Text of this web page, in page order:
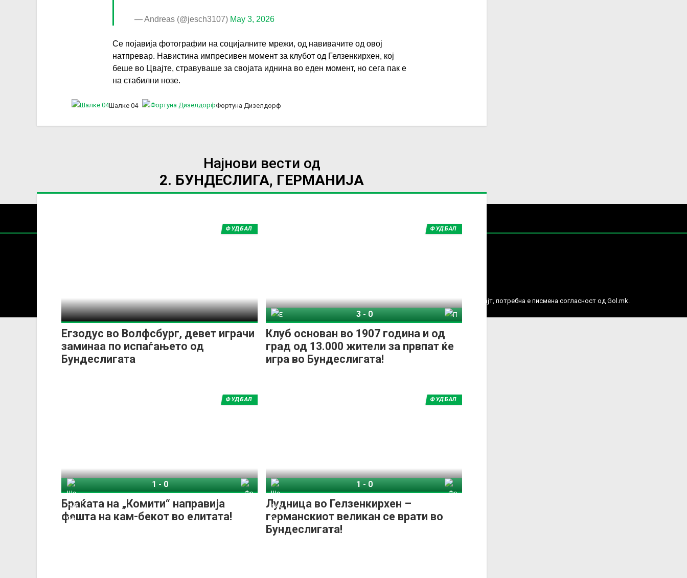
— Andreas (@jesch3107) May 3, 2026
Се појавија фотографии на социјалните мрежи, од навивачите од овој
натпревар. Навистина импресивен момент за клубот од Гелзенкирхен, кој
беше во Цвајте, стравуваше за својата иднина во еден момент, но сега пак е
на стабилни нозе.
Шалке 04 Фортуна Дизелдорф
Најнови вести од
2. БУНДЕСЛИГА, ГЕРМАНИЈА
Егзодус во Волфсбург, девет играчи
заминаа по испаѓањето од
Бундеслигата
ФУДБАЛ
Клуб основан во 1907 година и од
град од 13.000 жители за првпат ќе
игра во Бундеслигата!
ФУДБАЛ
3-0
Браќата на „Комити“ направија
фешта на кам-бекот во елитата!
ФУДБАЛ
1-0
Лудница во Гелзенкирхен –
германскиот великан се врати во
Бундеслигата!
ФУДБАЛ
1-0
За секоја форма на распространување, репродукција или комерцијална употреба на текстови, фотографии или податоци од овој веб сајт, потребна е писмена согласност од Gol.mk.